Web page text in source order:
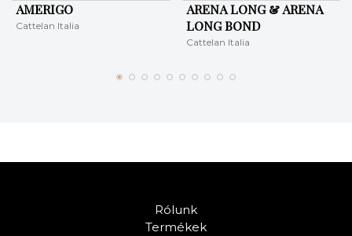
AMERIGO
Cattelan Italia
ARENA LONG & ARENA
LONG BOND
Cattelan Italia
Rólunk
Termékek